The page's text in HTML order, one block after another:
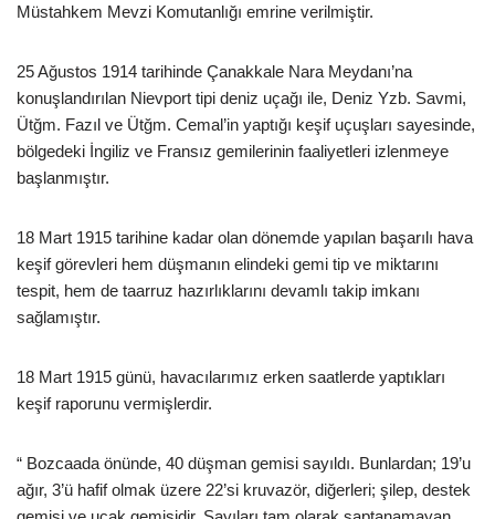
Müstahkem Mevzi Komutanlığı emrine verilmiştir.
25 Ağustos 1914 tarihinde Çanakkale Nara Meydanı’na
konuşlandırılan Nievport tipi deniz uçağı ile, Deniz Yzb. Savmi,
Ütğm. Fazıl ve Ütğm. Cemal’in yaptığı keşif uçuşları sayesinde,
bölgedeki İngiliz ve Fransız gemilerinin faaliyetleri izlenmeye
başlanmıştır.
18 Mart 1915 tarihine kadar olan dönemde yapılan başarılı hava
keşif görevleri hem düşmanın elindeki gemi tip ve miktarını
tespit, hem de taarruz hazırlıklarını devamlı takip imkanı
sağlamıştır.
18 Mart 1915 günü, havacılarımız erken saatlerde yaptıkları
keşif raporunu vermişlerdir.
“ Bozcaada önünde, 40 düşman gemisi sayıldı. Bunlardan; 19’u
ağır, 3’ü hafif olmak üzere 22’si kruvazör, diğerleri; şilep, destek